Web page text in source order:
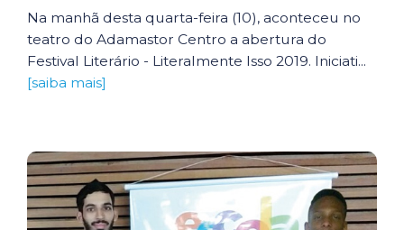
Na manhã desta quarta-feira (10), aconteceu no
teatro do Adamastor Centro a abertura do
Festival Literário - Literalmente Isso 2019. Iniciati...
[saiba mais]